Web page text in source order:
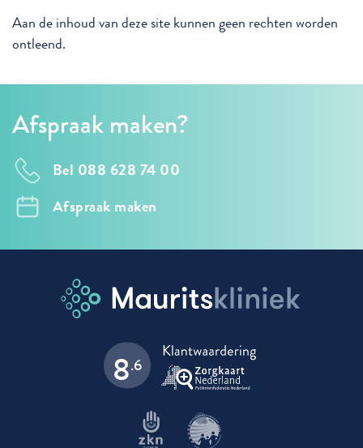
Aan de inhoud van deze site kunnen geen rechten worden
ontleend.
Afspraak maken?
Bel 088 628 74 00
Afspraak maken
8.6